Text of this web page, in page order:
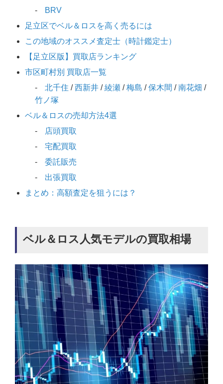
BRV
足立区でベル＆ロスを高く売るには
この地域のオススメ査定士（時計鑑定士）
【足立区版】買取店ランキング
市区町村別 買取店一覧
北千住 /西新井 /綾瀬 /梅島 /保木間 /南花畑 /
竹ノ塚
ベル＆ロスの売却方法4選
店頭買取
宅配買取
委託販売
出張買取
まとめ：高額査定を狙うには？
ベル＆ロス人気モデルの買取相場